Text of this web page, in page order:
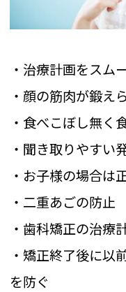
・治療計画をスム
・顔の筋肉が鍛え
・食べこぼし無く
・聞き取りやすい
・お子様の場合は
・二重あごの防止
・歯科矯正の治療
・矯正終了後に以
を防ぐ